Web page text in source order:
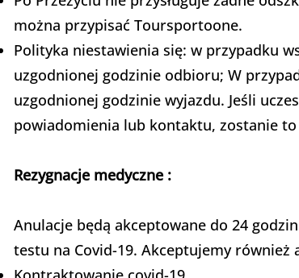
można przypisać Toursportoone.
Polityka niestawienia się: w przypadku
uzgodnionej godzinie odbioru; W
uzgodnionej godzinie wyjazdu. Jeśli
powiadomienia lub kontaktu, zostanie
Rezygnacje medyczne :
Anulacje będą akceptowane do 24
testu na Covid-19. Akceptujemy również